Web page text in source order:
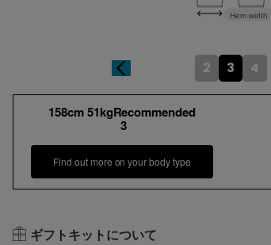
Hem width
2 3 4
158cm 51kgRecommended
3
Find out more on your body type
ギフトキットについて